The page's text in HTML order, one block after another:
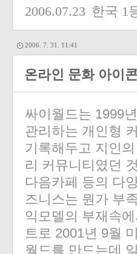
2006.07.23 한국 1
2006. 7. 31. 11:41
온라인 문화 아이
싸이월드는 1999
관리하는 개인형
기록해두고 지인
리 커뮤니티였던
다음카페 등의 다
즈니스는 뭔가 부
익모델의 부재속
트로 2001년 9월
월드를 만드는데